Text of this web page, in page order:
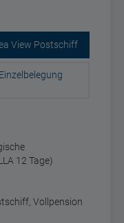
View Postschiff
12 Tage)
Vollpension